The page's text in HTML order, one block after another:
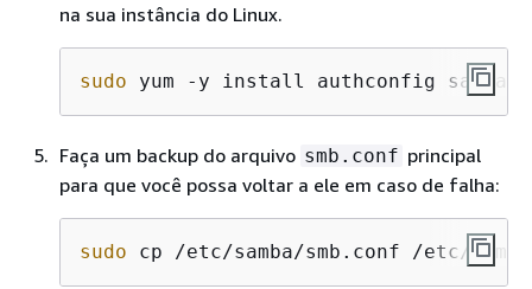
na sua instância do Linux.
sudo yum -y install authconfig samba
Faça um backup do arquivo smb.conf principal
para que você possa voltar a ele em caso de falha:
sudo cp /etc/samba/smb.conf /etc/